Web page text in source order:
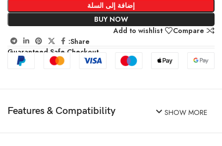
إضافة إلى السلة
BUY NOW
Compare
Add to wishlist
Share:
Guaranteed Safe Checkout
Features & Compatibility SHOW MORE